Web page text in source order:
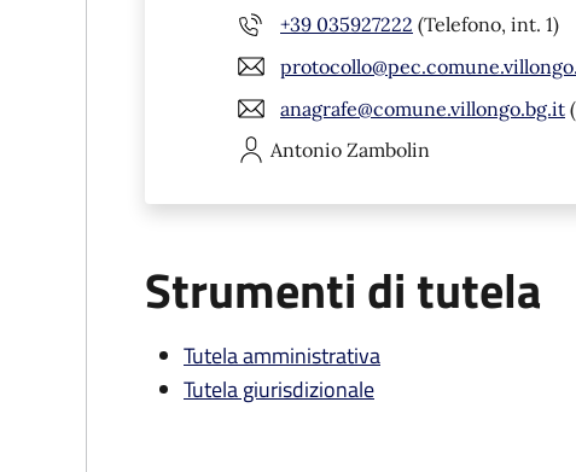
+39 035927222 (Telefono, int. 1)
anagrafe@comune.villongo.bg.it
Antonio Zambolin
Strumenti di tutela
Tutela amministrativa
Tutela giurisdizionale